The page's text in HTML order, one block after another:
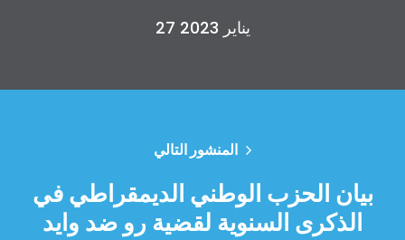
27 يناير 2023
المنشور التالي
بيان الحزب الوطني الديمقراطي في
الذكرى السنوية لقضية رو ضد وايد